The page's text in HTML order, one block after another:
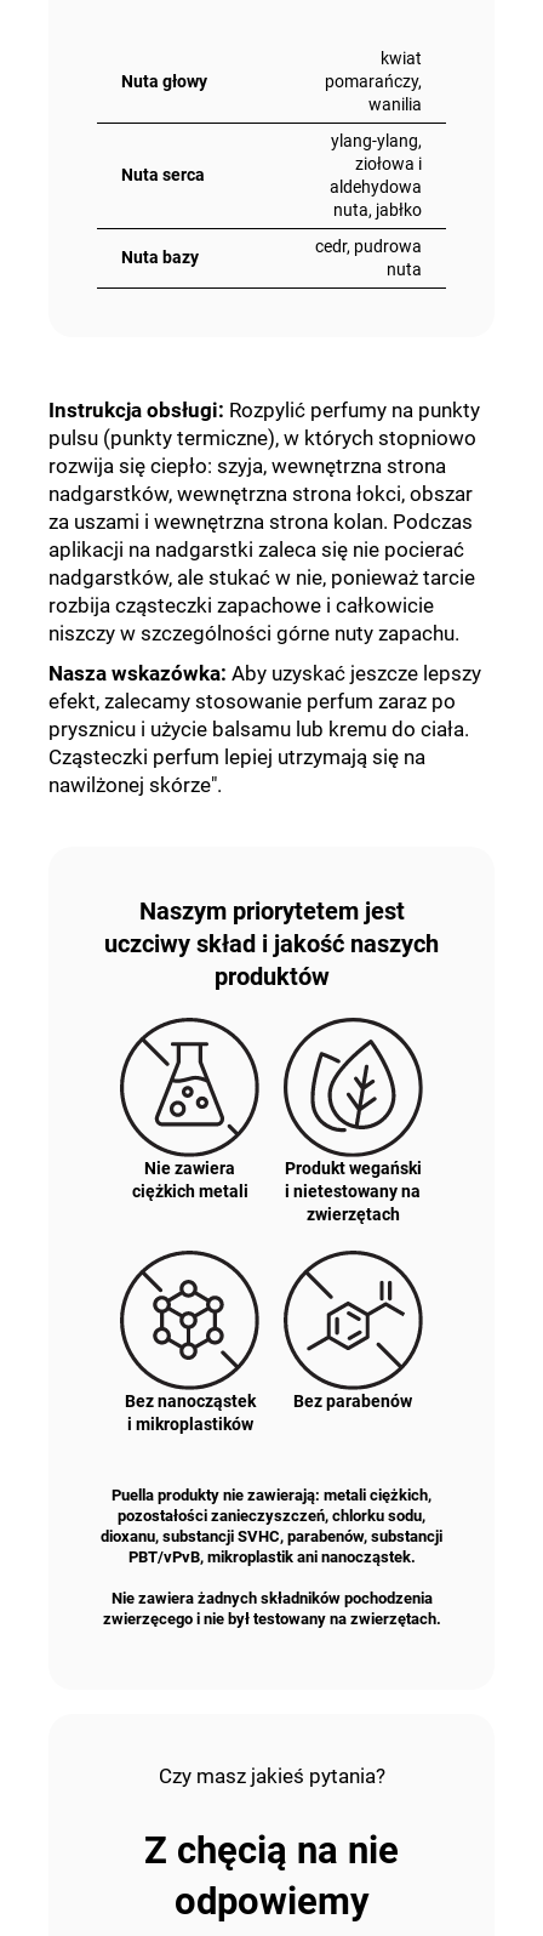
Nuta głowy
kwiat
pomarańczy,
wanilia
Nuta serca
ylang-ylang,
ziołowa i
aldehydowa
nuta, jabłko
Nuta bazy
cedr, pudrowa
nuta
Instrukcja obsługi: Rozpylić perfumy na punkty
pulsu (punkty termiczne), w których stopniowo
rozwija się ciepło: szyja, wewnętrzna strona
nadgarstków, wewnętrzna strona łokci, obszar
za uszami i wewnętrzna strona kolan. Podczas
aplikacji na nadgarstki zaleca się nie pocierać
nadgarstków, ale stukać w nie, ponieważ tarcie
rozbija cząsteczki zapachowe i całkowicie
niszczy w szczególności górne nuty zapachu.
Nasza wskazówka: Aby uzyskać jeszcze lepszy
efekt, zalecamy stosowanie perfum zaraz po
prysznicu i użycie balsamu lub kremu do ciała.
Cząsteczki perfum lepiej utrzymają się na
nawilżonej skórze".
Naszym priorytetem jest
uczciwy skład i jakość naszych
produktów
Nie zawiera
ciężkich metali
Produkt wegański
i nietestowany na
zwierzętach
Bez nanocząstek
i mikroplastików
Bez parabenów
Puella produkty nie zawierają: metali ciężkich,
pozostałości zanieczyszczeń, chlorku sodu,
dioxanu, substancji SVHC, parabenów, substancji
PBT/vPvB, mikroplastik ani nanocząstek.
Nie zawiera żadnych składników pochodzenia
zwierzęcego i nie był testowany na zwierzętach.
Czy masz jakieś pytania?
Z chęcią na nie
odpowiemy